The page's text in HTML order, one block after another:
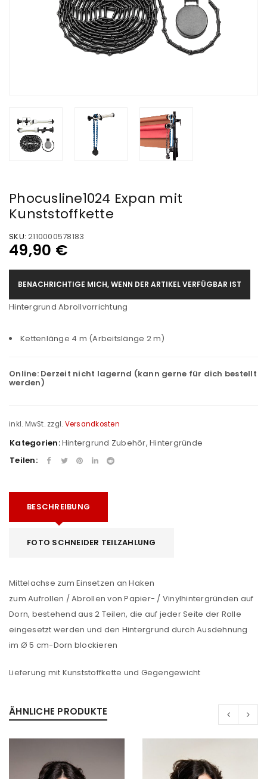
Phocusline1024 Expan mit
Kunststoffkette
SKU: 2110000578183
49,90 €
BENACHRICHTIGE MICH, WENN DER ARTIKEL VERFÜGBAR IST
Hintergrund Abrollvorrichtung
Kettenlänge 4 m (Arbeitslänge 2 m)
Online: Derzeit nicht lagernd (kann gerne für dich bestellt
werden)
inkl. MwSt. zzgl. Versandkosten
Kategorien:Hintergrund Zubehör, Hintergründe
Teilen:
BESCHREIBUNG
FOTO SCHNEIDER TEILZAHLUNG
Mittelachse zum Einsetzen an Haken
zum Aufrollen / Abrollen von Papier- / Vinylhintergründen auf
Dorn, bestehend aus 2 Teilen, die auf jeder Seite der Rolle
eingesetzt werden und den Hintergrund durch Ausdehnung
im Ø 5 cm-Dorn blockieren
Lieferung mit Kunststoffkette und Gegengewicht
ÄHNLICHE PRODUKTE